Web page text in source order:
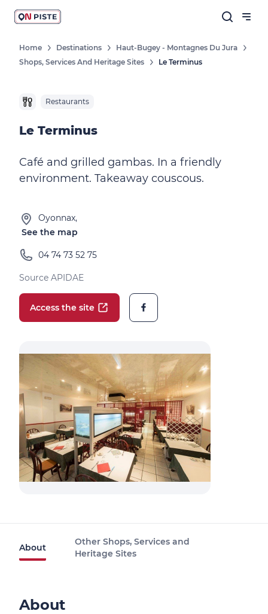
Home Destinations
Haut-Bugey - Montagnes Du Jura
Shops, Services And Heritage Sites
Le Terminus
Restaurants
Le Terminus
Café and grilled gambas. In a friendly
environment. Takeaway couscous.
Oyonnax,
See the map
04 74 73 52 75
Source APIDAE
Access the site
About
Other Shops, Services and
Heritage Sites
About